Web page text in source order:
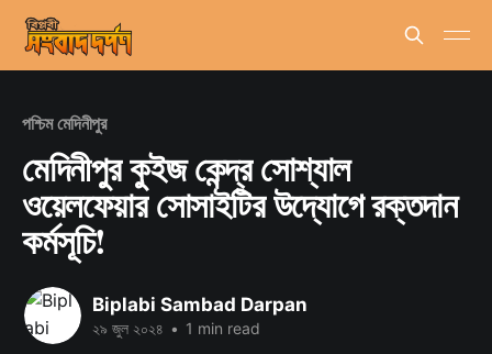
পশ্চিম মেদিনীপুর
মেদিনীপুর কুইজ কেন্দ্র সোশ্যাল
ওয়েলফেয়ার সোসাইটির উদ্যোগে রক্তদান
কর্মসূচি!
Biplabi Sambad Darpan
২৯ জুল ২০২৪ • 1 min read